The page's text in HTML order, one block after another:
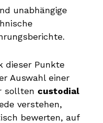
unabhängige
dieser Punkte
Auswahl einer
sollten custodial
verstehen,
bewerten, auf